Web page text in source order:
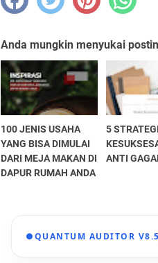
Anda mungkin menyukai
100 JENIS USAHA
YANG BISA DIMULAI
DARI MEJA MAKAN DI
DAPUR RUMAH ANDA
5 STRATEGI
ANTI
●QUANTUM AUDITOR V8.5